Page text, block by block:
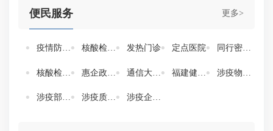
更多>
便民服务
发热门诊 定点医院 同行密切接触人员自查服务
通信大数据行程卡
涉疫部分产品注册信息 涉疫质量不合格产品批次清单 涉疫企业行政处罚信息